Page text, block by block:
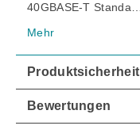
40GBASE-T Standa…
Mehr
Produktsicherheit
Bewertungen